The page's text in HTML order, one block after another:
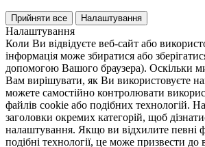
Прийняти все Налаштування
Налаштування
Коли Ви відвідуєте веб-сайт або
інформація може збиратися або
допомогою Вашого браузера). Оскільки
Вам вирішувати, як Ви використовуєте
можете самостійно контролювати
файлів cookie або подібних технологій.
заголовки окремих категорій, щоб
налаштування. Якщо ви відхилите певні
подібні технології, це може призвести